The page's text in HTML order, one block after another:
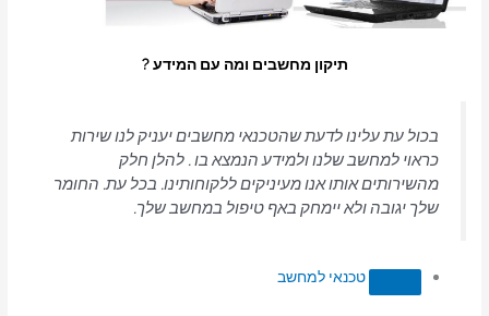
תיקון מחשבים ומה עם המידע ?
בכול עת עלינו לדעת שהטכנאי מחשבים יעניק לנו שירות
כראוי למחשב שלנו ולמידע הנמצא בו . להלן חלק
מהשירותים אותו אנו מעיניקים ללקוחותינו. בכל עת. החומר
שלך יגובה ולא יימחק באף טיפול במחשב שלך.
טכנאי למחשב